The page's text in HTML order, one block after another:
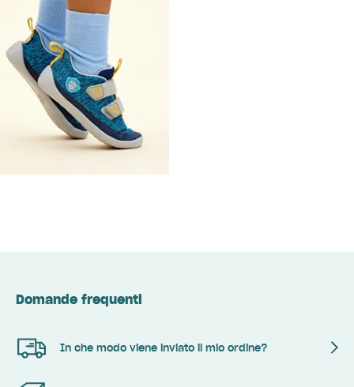
Domande frequenti
In che modo viene inviato il mio ordine?